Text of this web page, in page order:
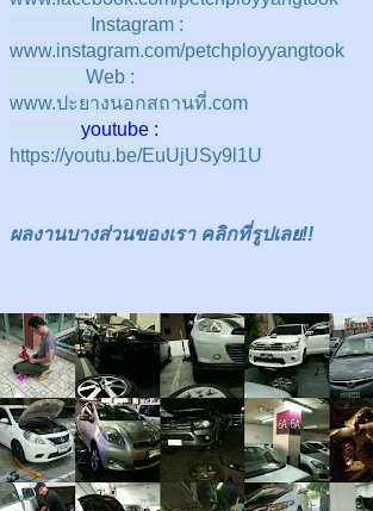
Instagram :
www.instagram.com/petchployyangtook
Web :
www.ปะยางนอกสถานที่.com
youtube :
https://youtu.be/EuUjUSy9l1U
ผลงานบางส่วนของเรา คลิกที่รูปเลย!!